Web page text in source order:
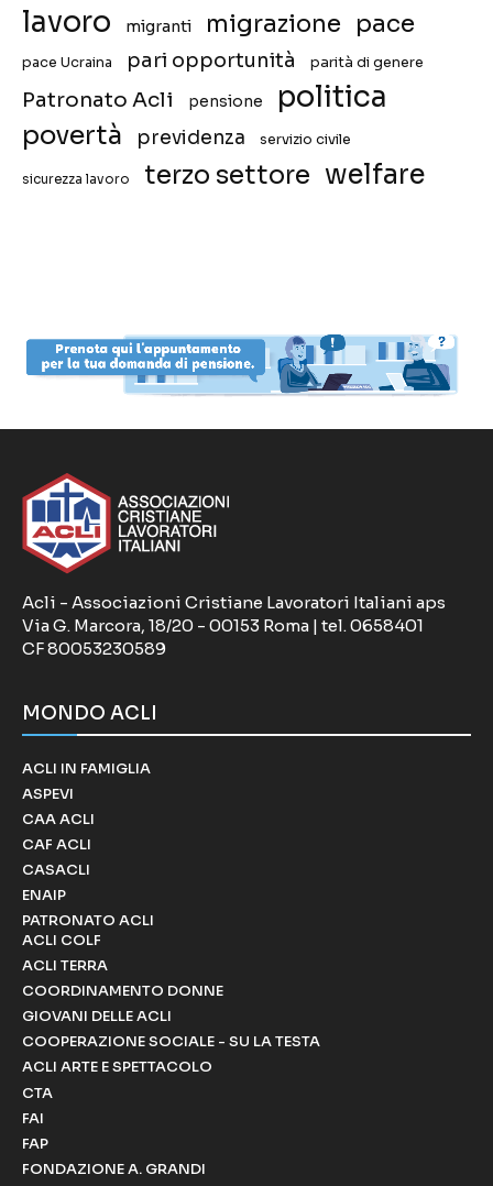
lavoro migranti migrazione pace
pace Ucraina pari opportunità parità di genere
Patronato Acli pensione politica
povertà previdenza servizio civile
sicurezza lavoro terzo settore welfare
Acli - Associazioni Cristiane Lavoratori Italiani aps
Via G. Marcora, 18/20 - 00153 Roma | tel. 0658401
CF 80053230589
MONDO ACLI
ACLI IN FAMIGLIA
ASPEVI
CAA ACLI
CAF ACLI
CASACLI
ENAIP
PATRONATO ACLI
ACLI COLF
ACLI TERRA
COORDINAMENTO DONNE
GIOVANI DELLE ACLI
COOPERAZIONE SOCIALE - SU LA TESTA
ACLI ARTE E SPETTACOLO
CTA
FAI
FAP
FONDAZIONE A. GRANDI